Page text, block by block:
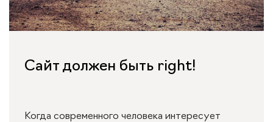
Сайт должен быть right!
Когда современного человека интересует